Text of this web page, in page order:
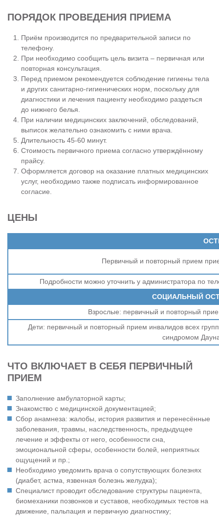
ПОРЯДОК ПРОВЕДЕНИЯ ПРИЕМА
Приём производится по предварительной записи по
телефону.
При необходимо сообщить цель визита – первичная или
повторная консультация.
Перед приемом рекомендуется соблюдение гигиены тела
и других санитарно-гигиенических норм, поскольку для
диагностики и лечения пациенту необходимо раздеться
до нижнего белья.
При наличии медицинских заключений, обследований,
выписок желательно ознакомить с ними врача.
Длительность 45-60 минут.
Стоимость первичного приема согласно утверждённому
прайсу.
Оформляется договор на оказание платных медицинских
услуг, необходимо также подписать информированное
согласие.
ЦЕНЫ
Первичный и повторный прием
Подробности можно уточнить у администратора по
СОЦИАЛЬНЫЙ
Взрослые: первичный и повторный
Дети: первичный и повторный прием инвалидов всех
синдромом
ЧТО ВКЛЮЧАЕТ В СЕБЯ ПЕРВИЧНЫЙ
ПРИЕМ
Заполнение амбулаторной карты;
Знакомство с медицинской документацией;
Сбор анамнеза: жалобы, история развития и перенесённые
заболевания, травмы, наследственность, предыдущее
лечение и эффекты от него, особенности сна,
эмоциональной сферы, особенности болей, неприятных
ощущений и пр.;
Необходимо уведомить врача о сопутствующих болезнях
(диабет, астма, язвенная болезнь желудка);
Специалист проводит обследование структуры пациента,
биомеханики позвонков и суставов, необходимых тестов на
движение, пальпация и первичную диагностику;